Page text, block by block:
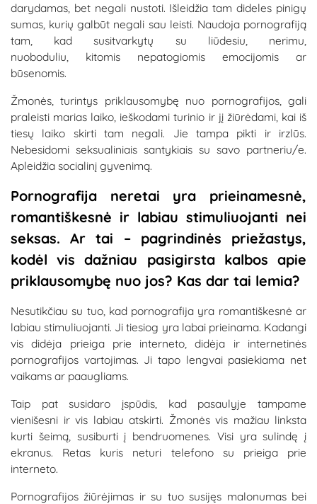
darydamas, bet negali nustoti. Išleidžia tam dideles pinigų
sumas, kurių galbūt negali sau leisti. Naudoja pornografiją
tam, kad susitvarkytų su liūdesiu, nerimu,
nuoboduliu, kitomis nepatogiomis emocijomis ar
būsenomis.
Žmonės, turintys priklausomybę nuo pornografijos, gali
praleisti marias laiko, ieškodami turinio ir jį žiūrėdami, kai iš
tiesų laiko skirti tam negali. Jie tampa pikti ir irzlūs.
Nebesidomi seksualiniais santykiais su savo partneriu/e.
Apleidžia socialinį gyvenimą.
Pornografija neretai yra prieinamesnė,
romantiškesnė ir labiau stimuliuojanti nei
seksas. Ar tai – pagrindinės priežastys,
kodėl vis dažniau pasigirsta kalbos apie
priklausomybę nuo jos? Kas dar tai lemia?
Nesutikčiau su tuo, kad pornografija yra romantiškesnė ar
labiau stimuliuojanti. Ji tiesiog yra labai prieinama. Kadangi
vis didėja prieiga prie interneto, didėja ir internetinės
pornografijos vartojimas. Ji tapo lengvai pasiekiama net
vaikams ar paaugliams.
Taip pat susidaro įspūdis, kad pasaulyje tampame
vienišesni ir vis labiau atskirti. Žmonės vis mažiau linksta
kurti šeimą, susiburti į bendruomenes. Visi yra sulindę į
ekranus. Retas kuris neturi telefono su prieiga prie
interneto.
Pornografijos žiūrėjimas ir su tuo susijęs malonumas bei